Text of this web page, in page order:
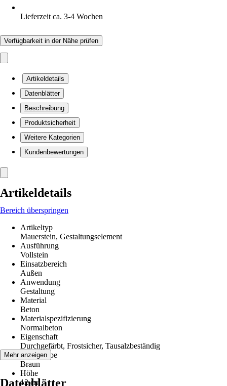
Lieferzeit ca. 3-4 Wochen
Verfügbarkeit in der Nähe prüfen
Artikeldetails
Datenblätter
Beschreibung
Produktsicherheit
Weitere Kategorien
Kundenbewertungen
Artikeldetails
Bereich überspringen
Artikeltyp
Mauerstein, Gestaltungselement
Ausführung
Vollstein
Einsatzbereich
Außen
Anwendung
Gestaltung
Material
Beton
Materialspezifizierung
Normalbeton
Eigenschaft
Durchgefärbt, Frostsicher, Tausalzbeständig
Grundfarbe
Braun
Höhe
12 cm
Mehr anzeigen
Datenblätter